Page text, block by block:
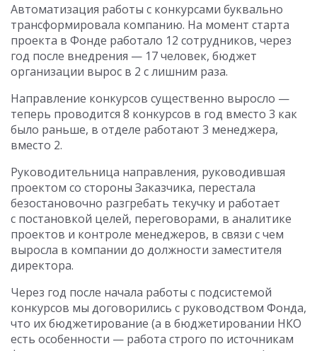
Автоматизация работы с конкурсами буквально
трансформировала компанию. На момент старта
проекта в Фонде работало 12 сотрудников, через
год после внедрения — 17 человек, бюджет
организации вырос в 2 с лишним раза.
Направление конкурсов существенно выросло —
теперь проводится 8 конкурсов в год вместо 3 как
было раньше, в отделе работают 3 менеджера,
вместо 2.
Руководительница направления, руководившая
проектом со стороны Заказчика, перестала
безостановочно разгребать текучку и работает
с постановкой целей, переговорами, в аналитике
проектов и контроле менеджеров, в связи с чем
выросла в компании до должности заместителя
директора.
Через год после начала работы с подсистемой
конкурсов мы договорились с руководством Фонда,
что их бюджетирование (а в бюджетировании НКО
есть особенности — работа строго по источникам